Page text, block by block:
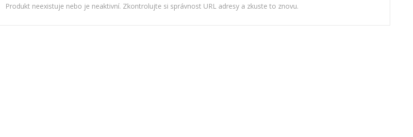
Produkt neexistuje nebo je neaktivní. Zkontrolujte si správnost URL adresy a zkuste to znovu.